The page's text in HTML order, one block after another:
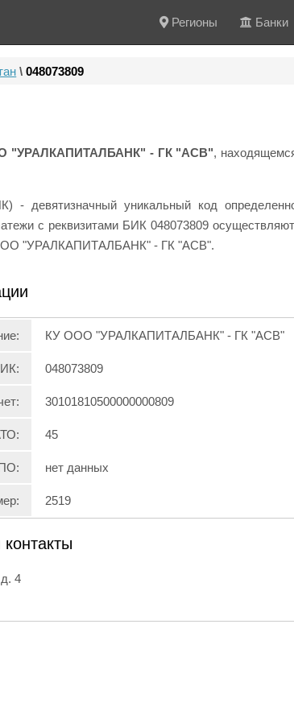
Регионы Банки
\ 048073809
"УРАЛКАПИТАЛБАНК" - ГК "АСВ",
- девятизначный уникальный код
с реквизитами БИК 048073809
ООО "УРАЛКАПИТАЛБАНК" - ГК "АСВ".
КУ ООО "УРАЛКАПИТАЛБАНК" - ГК "АСВ"
048073809
30101810500000000809
45
нет данных
2519
4